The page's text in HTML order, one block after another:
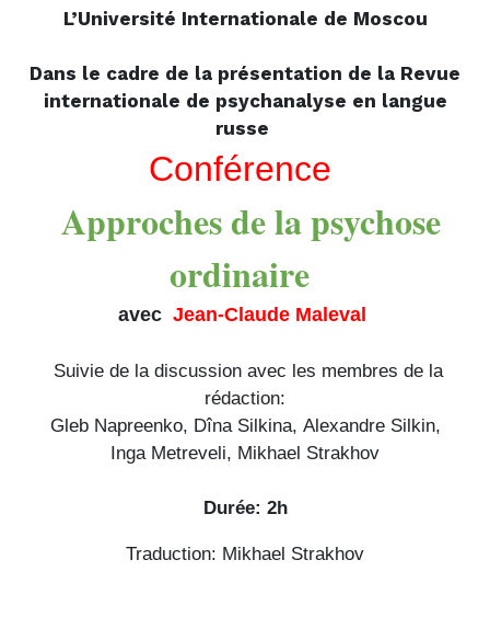
L’Université Internationale de Moscou
Dans le cadre de la présentation de la Revue
internationale de psychanalyse en langue
russe
Conférence
Approches de la psychose
ordinaire
avec Jean-Claude Maleval
Suivie de la discussion avec les membres de la
rédaction:
Gleb Napreenko, Dîna Silkina, Alexandre Silkin,
Inga Metreveli, Mikhael Strakhov
Durée: 2h
Traduction: Mikhael Strakhov